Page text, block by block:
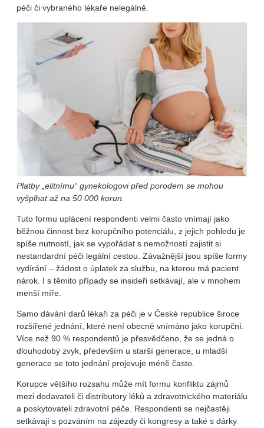
péči či vybraného lékaře nelegálně.
Platby „elitnímu“ gynekologovi před porodem se mohou
vyšplhat až na 50 000 korun.
Tuto formu uplácení respondenti velmi často vnímají jako
běžnou činnost bez korupčního potenciálu, z jejich pohledu je
spíše nutností, jak se vypořádat s nemožností zajistit si
nestandardní péči legální cestou. Závažnější jsou spíše formy
vydírání – žádost o úplatek za službu, na kterou má pacient
nárok. I s těmito případy se insideři setkávají, ale v mnohem
menší míře.
Samo dávání darů lékaři za péči je v České republice široce
rozšířené jednání, které není obecně vnímáno jako korupční.
Více než 90 % respondentů je přesvědčeno, že se jedná o
dlouhodobý zvyk, především u starší generace, u mladší
generace se toto jednání projevuje méně často.
Korupce většího rozsahu může mít formu konfliktu zájmů
mezi dodavateli či distributory léků a zdravotnického materiálu
a poskytovateli zdravotní péče. Respondenti se nejčastěji
setkávají s pozváním na zájezdy či kongresy a také s dárky